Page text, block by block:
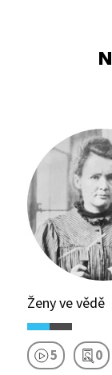
Ženy ve vědě
5 0